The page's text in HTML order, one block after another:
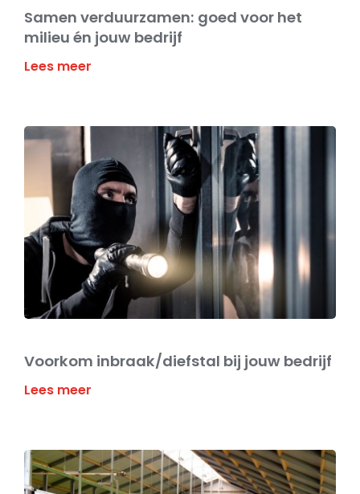
Samen verduurzamen: goed voor het
milieu én jouw bedrijf
Lees meer
Voorkom inbraak/diefstal bij jouw bedrijf
Lees meer